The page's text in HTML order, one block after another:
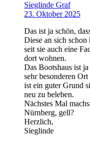
Sieglinde Graf
23. Oktober 2025
Das ist ja schön,
Diese an sich schon
seit sie auch eine
dort wohnen.
Das Bootshaus ist
sehr besonderen
ist ein guter Grund
neu zu beleben.
Nächstes Mal
Nürnberg, gell?
Herzlich,
Sieglinde